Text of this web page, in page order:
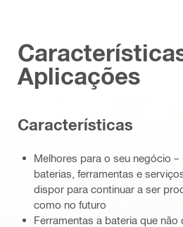
Aplicações
Características
Melhores para o seu negócio
baterias, ferramentas e
dispor para continuar a ser
como no futuro
Ferramentas a bateria que